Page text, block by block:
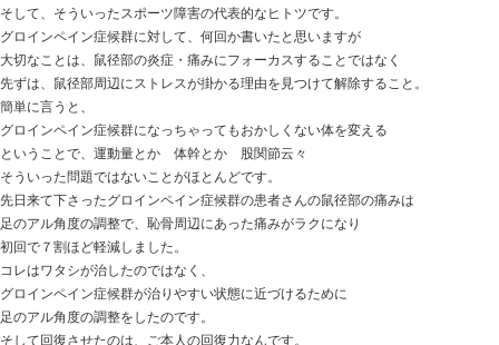
グロインペイン症候群
鼠径部痛症候群 とも言います。
運動選手の鼠径部周辺の痛みだったり、可動制限だった
とにかく鼠径部周辺に痛みがあるから
ひとまとめに 症候群 という名称になるのです。
股関節が硬い
股関節周辺の筋肉の緊張が影響したり、
運動量が多かったり、運動の強度の問題とか言われます
鼠径部周辺の痛み・炎症をとるために・・・
電気治療をする